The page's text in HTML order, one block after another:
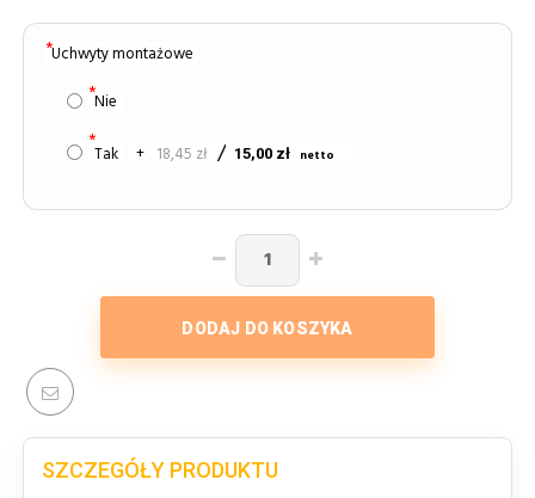
Uchwyty montażowe
Nie
Tak + 18,45 zł 15,00 zł
DODAJ DO KOSZYKA
SZCZEGÓŁY PRODUKTU